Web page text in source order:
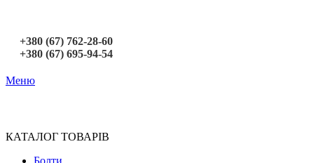
+380 (67) 762-28-60
+380 (67) 695-94-54
Меню
КАТАЛОГ ТОВАРІВ
Болти